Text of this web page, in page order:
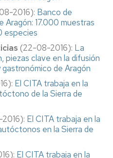
2016): Banco de
Aragón: 17.000 muestras
especies
(22-08-2016): La
piezas clave en la difusión
de Aragón
El CITA trabaja en la
de la Sierra de
El CITA trabaja en la
en la Sierra de
El CITA trabaja en la